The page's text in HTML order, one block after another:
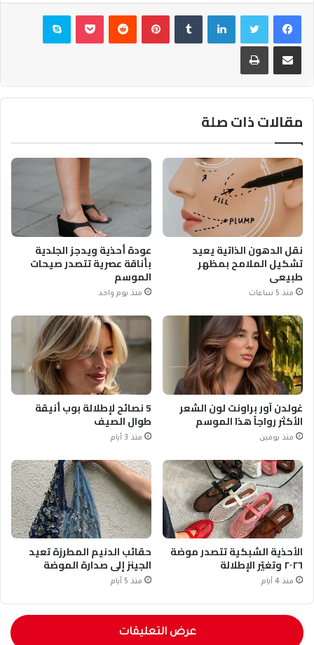
فيسبوكتويتر لينكدإن بينتيريست بوكيت سكايب
مشاركة عبر البريد طباعة
مقالات ذات صلة
نقل الدهون الذاتية يعيد
تشكيل الملامح بمظهر
طبيعي
منذ 5 ساعات
عودة أحذية ويدجز الجلدية
بأناقة عصرية تتصدر صيحات
الموسم
منذ يوم واحد
غولدن آور براونت لون الشعر
الأكثر رواجاً هذا الموسم
منذ يومين
5 نصائح لإطلالة بوب أنيقة
طوال الصيف
منذ 3 أيام
الأحذية الشبكية تتصدر موضة
٢٠٢٦ وتغيّر الإطلالة
منذ 4 أيام
حقائب الدنيم المطرزة تعيد
الجينز إلى صدارة الموضة
منذ 5 أيام
عرض التعليقات